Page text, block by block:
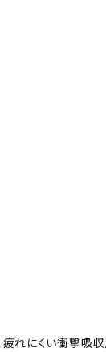
疲れにくい衝撃吸